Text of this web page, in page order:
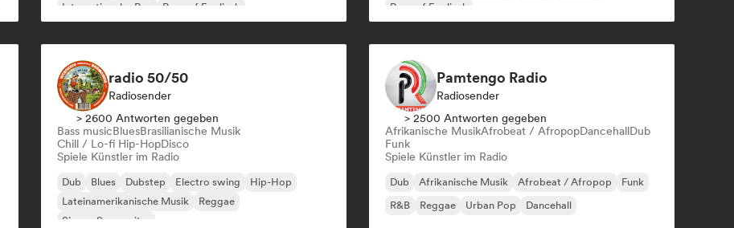
Internationaler Rap
Rap auf Englisch
Rap auf Englisch
radio 50/50
Radiosender
> 2600 Antworten gegeben
Bass musicBluesBrasilianische Musik
Chill / Lo-fi Hip-HopDisco
Spiele Künstler im Radio
Dub Blues Dubstep Electro swing
Hip-Hop
Lateinamerikanische Musik
Reggae
Singer-Songwriter
Pamtengo Radio
Radiosender
> 2500 Antworten gegeben
Afrikanische MusikAfrobeat / AfropopDancehallDub
Funk
Spiele Künstler im Radio
Dub Afrikanische Musik Afrobeat / Afropop
Funk
R&B
Reggae Urban Pop Dancehall